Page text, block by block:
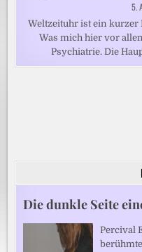
5.
Weltzeituhr ist ein kurzer
Was mich hier vor
Psychiatrie. Die
Die dunkle Seite
Percival